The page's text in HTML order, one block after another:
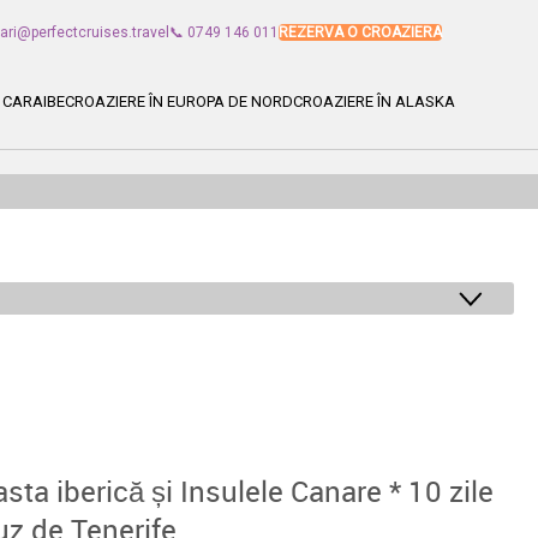
📞 0749 146 011 REZERVA O CROAZIERA
CROAZIERE ÎN EUROPA DE NORDCROAZIERE ÎN ALASKA
iberică și Insulele Canare * 10 zile
de Tenerife